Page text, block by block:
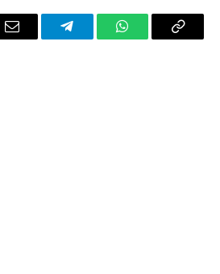
Email TelegramWhatsAppCopy